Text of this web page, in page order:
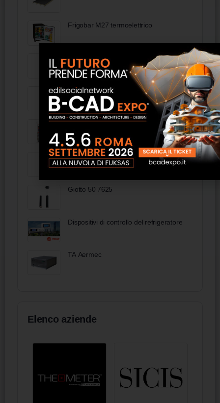
Frigobar M27 termoelettrico
Acryl 10 - Torggler
Poltroncina omologata ignifuga Assisi -
FAS Italia
Eurostone Bond
Armadio a mensole con portavaligia -
FAS Italia
Giotto 50 7625
Dispositivi di controllo del refrigeratore
TA Aermec
Elenco aziende